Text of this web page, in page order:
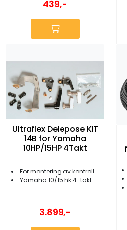
439,-
Ultraflex Delepose KIT
14B for Yamaha
10HP/15HP 4Takt
For montering av kontrollkabler til motor
Yamaha 10/15 hk 4-takt
3.899,-